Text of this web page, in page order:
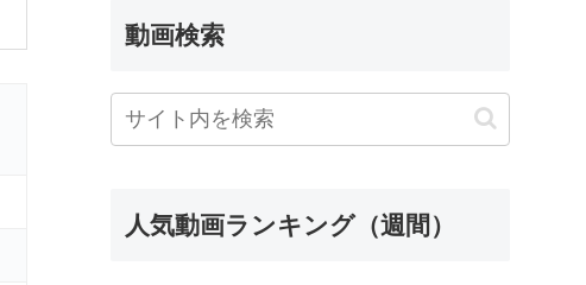
動画検索
人気動画ランキング（週間）